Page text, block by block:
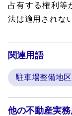
占有する権利等
法は適用されな
関連用語
駐車場整備地区
他の不動産実